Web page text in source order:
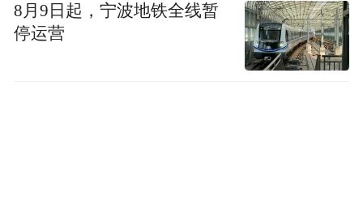
8月9日起，宁波地铁全线暂
停运营